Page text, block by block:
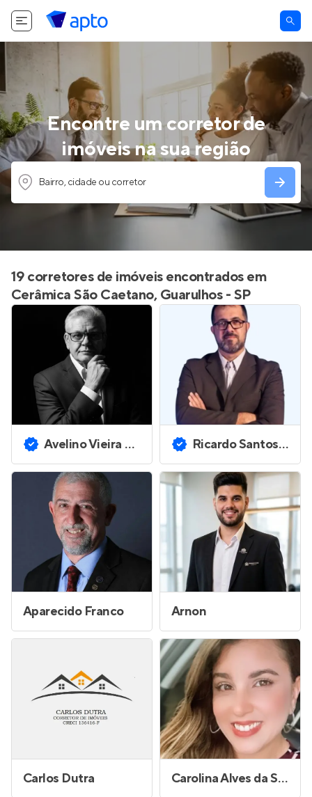
Encontre um corretor de
imóveis na sua região
Bairro, cidade ou corretor
19 corretores de imóveis encontrados em
Cerâmica São Caetano, Guarulhos - SP
Avelino Vieira Ferreira Ricardo Santos da Poca
Aparecido Franco Arnon
Carlos Dutra Carolina Alves da Silva Andrade